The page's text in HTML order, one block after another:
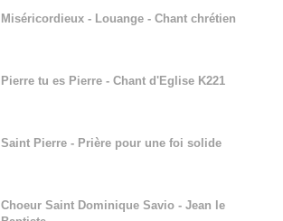
Miséricordieux - Louange - Chant chrétien
Pierre tu es Pierre - Chant d'Eglise K221
Saint Pierre - Prière pour une foi solide
Choeur Saint Dominique Savio - Jean le